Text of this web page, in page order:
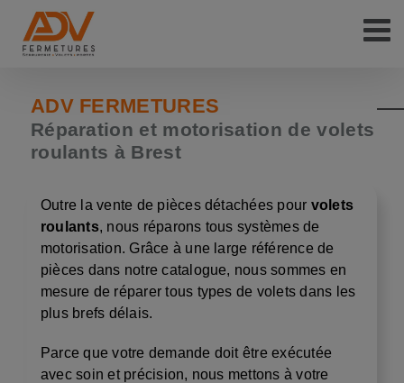
Passer
contenu
ADV FERMETURES
Réparation et motorisation de volets
roulants à Brest
Outre la vente de pièces détachées pour volets
roulants, nous réparons tous systèmes de
motorisation. Grâce à une large référence de
pièces dans notre catalogue, nous sommes en
mesure de réparer tous types de volets dans les
plus brefs délais.
Parce que votre demande doit être exécutée
avec soin et précision, nous mettons à votre